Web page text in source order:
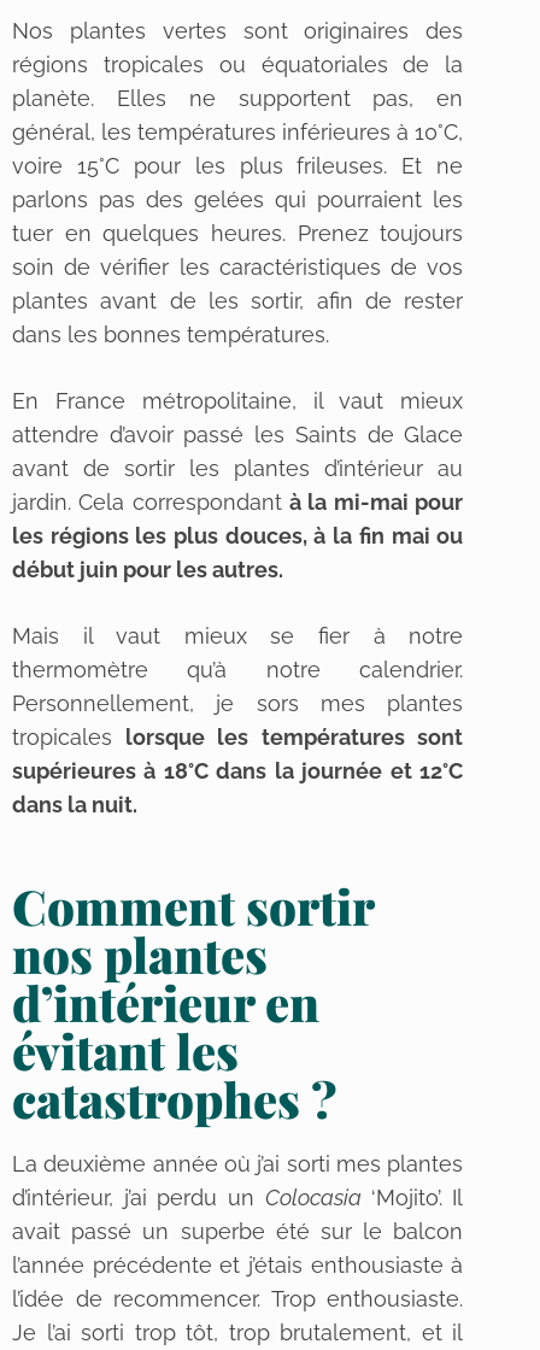
Nos plantes vertes sont originaires des
régions tropicales ou équatoriales de la
planète. Elles ne supportent pas, en
général, les températures inférieures à 10°C,
voire 15°C pour les plus frileuses. Et ne
parlons pas des gelées qui pourraient les
tuer en quelques heures. Prenez toujours
soin de vérifier les caractéristiques de vos
plantes avant de les sortir, afin de rester
dans les bonnes températures.
En France métropolitaine, il vaut mieux
attendre d’avoir passé les Saints de Glace
avant de sortir les plantes d’intérieur au
jardin. Cela correspondantà la mi-mai pour
les régions les plus douces, à la fin mai ou
début juin pour les autres.
Mais il vaut mieux se fier à notre
thermomètre qu’à notre calendrier.
Personnellement, je sors mes plantes
tropicales lorsque les températures sont
supérieures à 18°C dans la journée et 12°C
dans la nuit.
Comment sortir
nos plantes
d’intérieur en
évitant les
catastrophes ?
La deuxième année où j’ai sorti mes plantes
d’intérieur, j’ai perdu un Colocasia ‘Mojito’. Il
avait passé un superbe été sur le balcon
l’année précédente et j’étais enthousiaste à
l’idée de recommencer. Trop enthousiaste.
Je l’ai sorti trop tôt, trop brutalement, et il